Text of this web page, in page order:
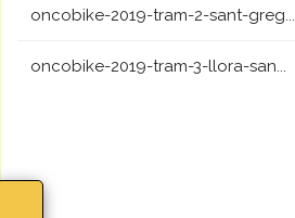
oncobike-2019-tram-2-sant-greg...
oncobike-2019-tram-3-llora-san...